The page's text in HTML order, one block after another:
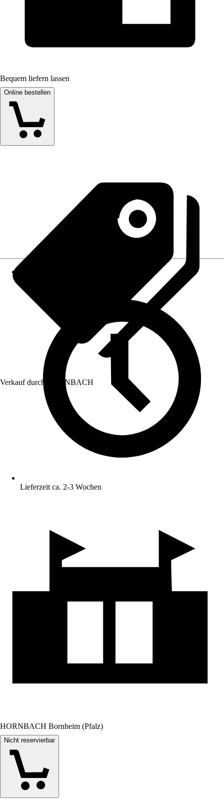
Bequem liefern lassen
Online bestellen
Verkauf durch: HORNBACH
Lieferzeit ca. 2-3 Wochen
HORNBACH Bornheim (Pfalz)
Nicht reservierbar